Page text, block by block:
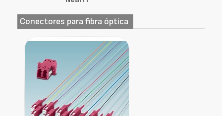
Conectores para fibra óptica